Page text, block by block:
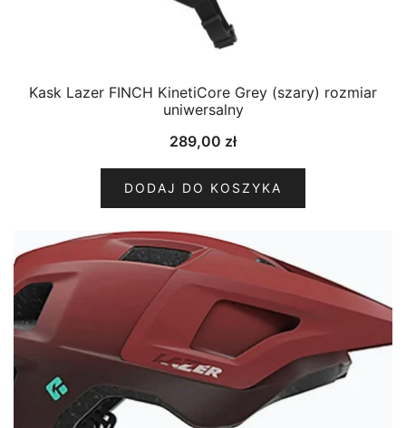
Kask Lazer FINCH KinetiCore Grey (szary) rozmiar
uniwersalny
289,00 zł
DODAJ DO KOSZYKA